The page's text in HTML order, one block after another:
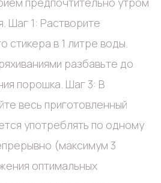
Шаг 1: Растворите
стикера в 1 литре воды.
разбавьте до
порошка. Шаг 3: В
весь приготовленный
употреблять по одному
(максимум 3
оптимальных